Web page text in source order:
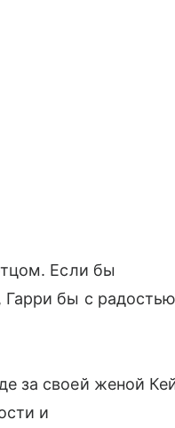
Если бы
Гарри бы с
за своей женой
и